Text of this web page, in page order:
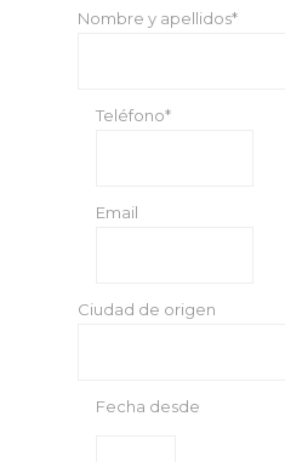
Nombre y apellidos*
Teléfono*
Email
Ciudad de origen
Fecha desde